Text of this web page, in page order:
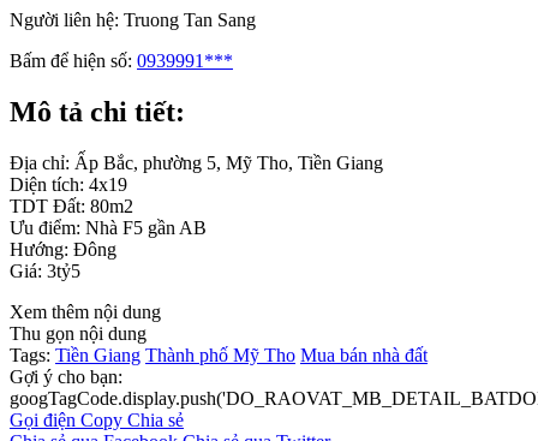
Người liên hệ: Truong Tan Sang
Bấm để hiện số: 0939991***
Mô tả chi tiết:
Địa chỉ: Ấp Bắc, phường 5, Mỹ Tho, Tiền Giang
Diện tích: 4x19
TDT Đất: 80m2
Ưu điểm: Nhà F5 gần AB
Hướng: Đông
Giá: 3tỷ5
Xem thêm nội dung
Thu gọn nội dung
Tags: Tiền Giang Thành phố Mỹ Tho Mua bán nhà đất
Gợi ý cho bạn:
Gọi điện Copy Chia sẻ